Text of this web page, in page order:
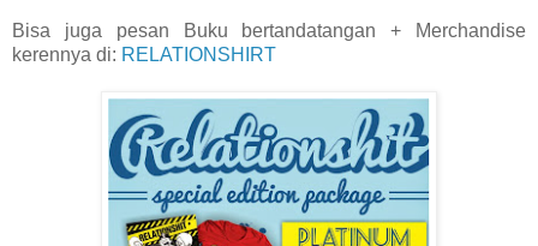
Bisa juga pesan Buku bertandatangan + Merchandise
kerennya di: RELATIONSHIRT